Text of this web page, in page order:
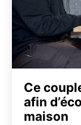
Ce
afin
maison